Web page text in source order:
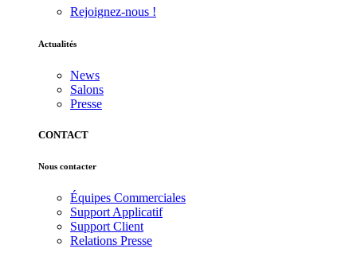
Rejoignez-nous !
Actualités
News
Salons
Presse
CONTACT
Nous contacter
Équipes Commerciales
Support Applicatif
Support Client
Relations Presse